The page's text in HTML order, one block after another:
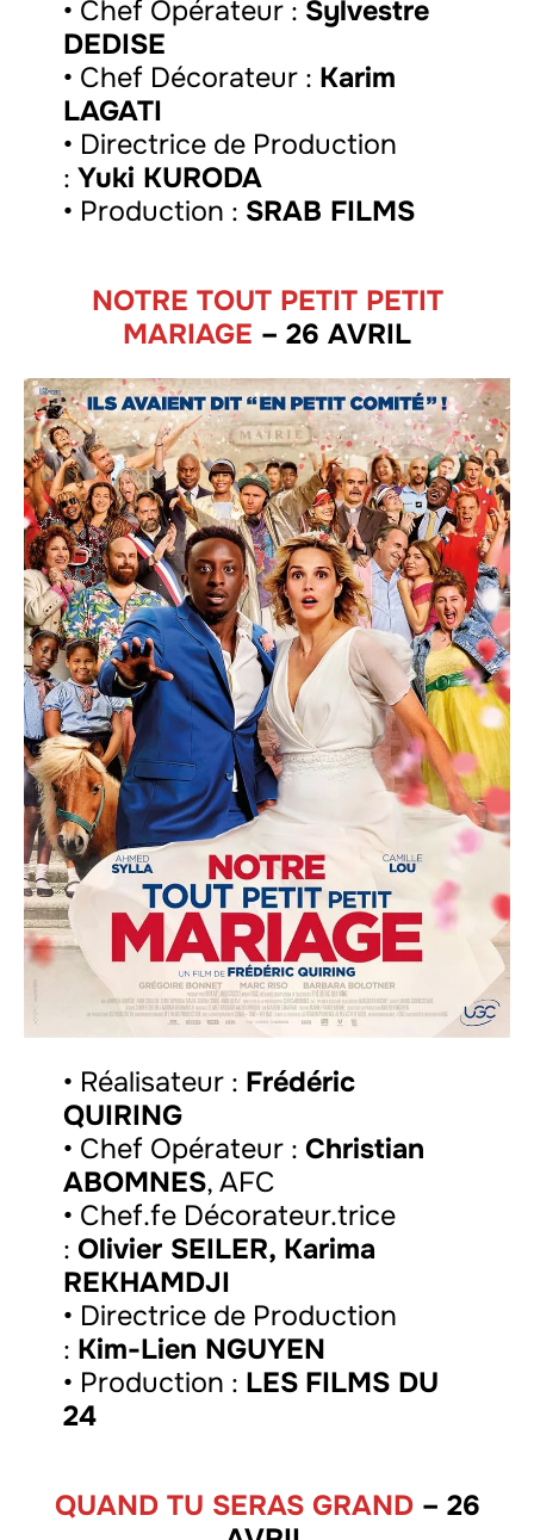
• Chef Opérateur : Sylvestre
DEDISE
• Chef Décorateur : Karim
LAGATI
• Directrice de Production
: Yuki KURODA
• Production : SRAB FILMS
NOTRE TOUT PETIT PETIT
MARIAGE – 26 AVRIL
• Réalisateur : Frédéric
QUIRING
• Chef Opérateur : Christian
ABOMNES, AFC
• Chef.fe Décorateur.trice
: Olivier SEILER, Karima
REKHAMDJI
• Directrice de Production
: Kim-Lien NGUYEN
• Production : LES FILMS DU
24
QUAND TU SERAS GRAND– 26